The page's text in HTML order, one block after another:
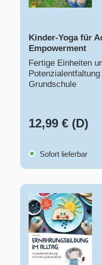
Kinder-Yoga für
Empowerment
Fertige Einheiten
Grundschule
12,99 € (D)
Sofort lieferbar
Ernährungsbildung